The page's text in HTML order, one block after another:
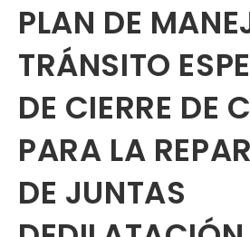
PLAN DE
TRÁNSITO
DE CIERRE DE
PARA LA
DE JUNTAS